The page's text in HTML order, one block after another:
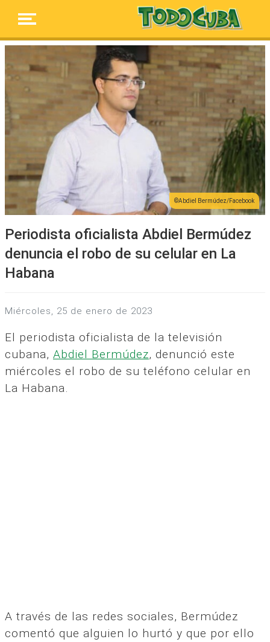
Abdiel Bermúdez/Facebook
Periodista oficialista Abdiel Bermúdez
denuncia el robo de su celular en La
Habana
miércoles, 25 de enero de 2023
El periodista oficialista de la televisión
cubana, Abdiel Bermúdez, denunció este
miércoles el robo de su teléfono celular en
La Habana.
A través de las redes sociales, Bermúdez
comentó que alguien lo hurtó y que por ello